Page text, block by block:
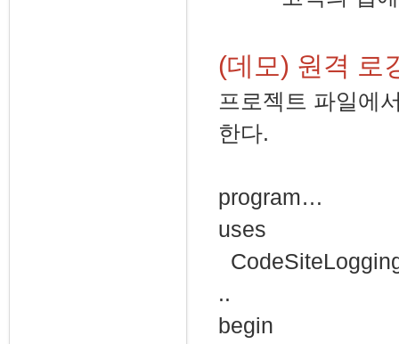
(데모) 원격 로
프로젝트 파일에
한다.
program…
uses
..
begin